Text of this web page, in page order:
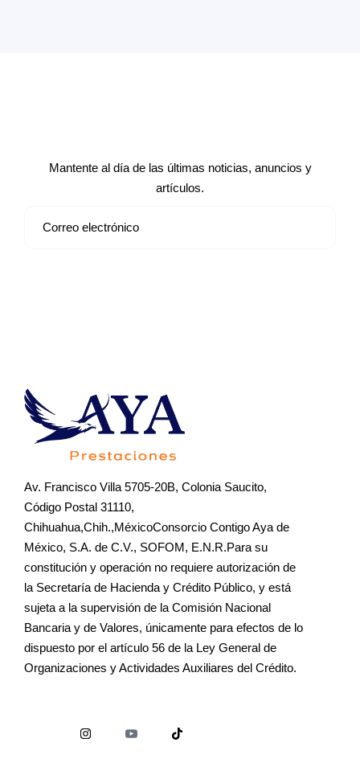
Mantente al día de las últimas noticias, anuncios y
artículos.
Av. Francisco Villa 5705-20B, Colonia Saucito,
Código Postal 31110,
Chihuahua,Chih.,MéxicoConsorcio Contigo Aya de
México, S.A. de C.V., SOFOM, E.N.R.Para su
constitución y operación no requiere autorización de
la Secretaría de Hacienda y Crédito Público, y está
sujeta a la supervisión de la Comisión Nacional
Bancaria y de Valores, únicamente para efectos de lo
dispuesto por el artículo 56 de la Ley General de
Organizaciones y Actividades Auxiliares del Crédito.